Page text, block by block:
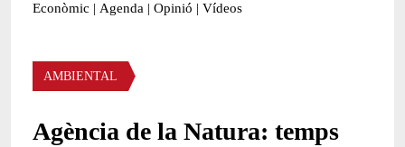
Econòmic | Agenda | Opinió | Vídeos
Àmbit de la notícia
AMBIENTAL
Agència de la Natura: temps